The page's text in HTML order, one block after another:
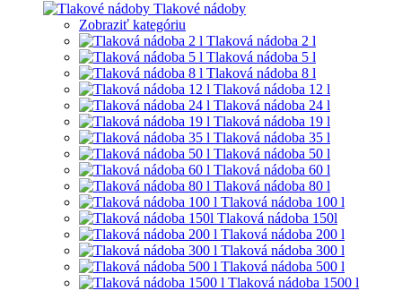
Tlakové nádoby
Zobraziť kategóriu
Tlaková nádoba 2 l
Tlaková nádoba 5 l
Tlaková nádoba 8 l
Tlaková nádoba 12 l
Tlaková nádoba 24 l
Tlaková nádoba 19 l
Tlaková nádoba 35 l
Tlaková nádoba 50 l
Tlaková nádoba 60 l
Tlaková nádoba 80 l
Tlaková nádoba 100 l
Tlaková nádoba 150l
Tlaková nádoba 200 l
Tlaková nádoba 300 l
Tlaková nádoba 500 l
Tlaková nádoba 1500 l